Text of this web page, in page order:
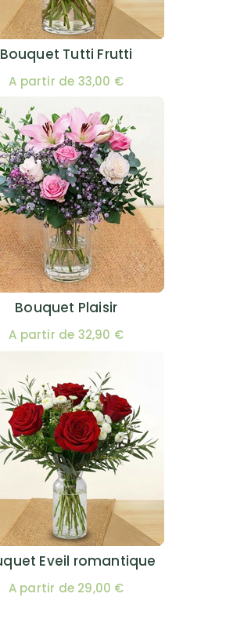
Bouquet Tutti Frutti
A partir de 33,00 €
Bouquet Plaisir
A partir de 32,90 €
Eveil romantique
A partir de 29,00 €